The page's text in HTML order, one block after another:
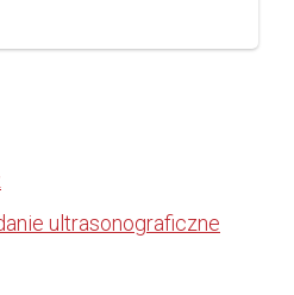
ultrasonograficzne